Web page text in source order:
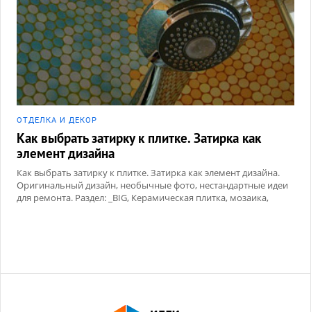
ОТДЕЛКА И ДЕКОР
Как выбрать затирку к плитке. Затирка как
элемент дизайна
Как выбрать затирку к плитке. Затирка как элемент дизайна.
Оригинальный дизайн, необычные фото, нестандартные идеи
для ремонта. Раздел: _BIG, Керамическая плитка, мозаика,